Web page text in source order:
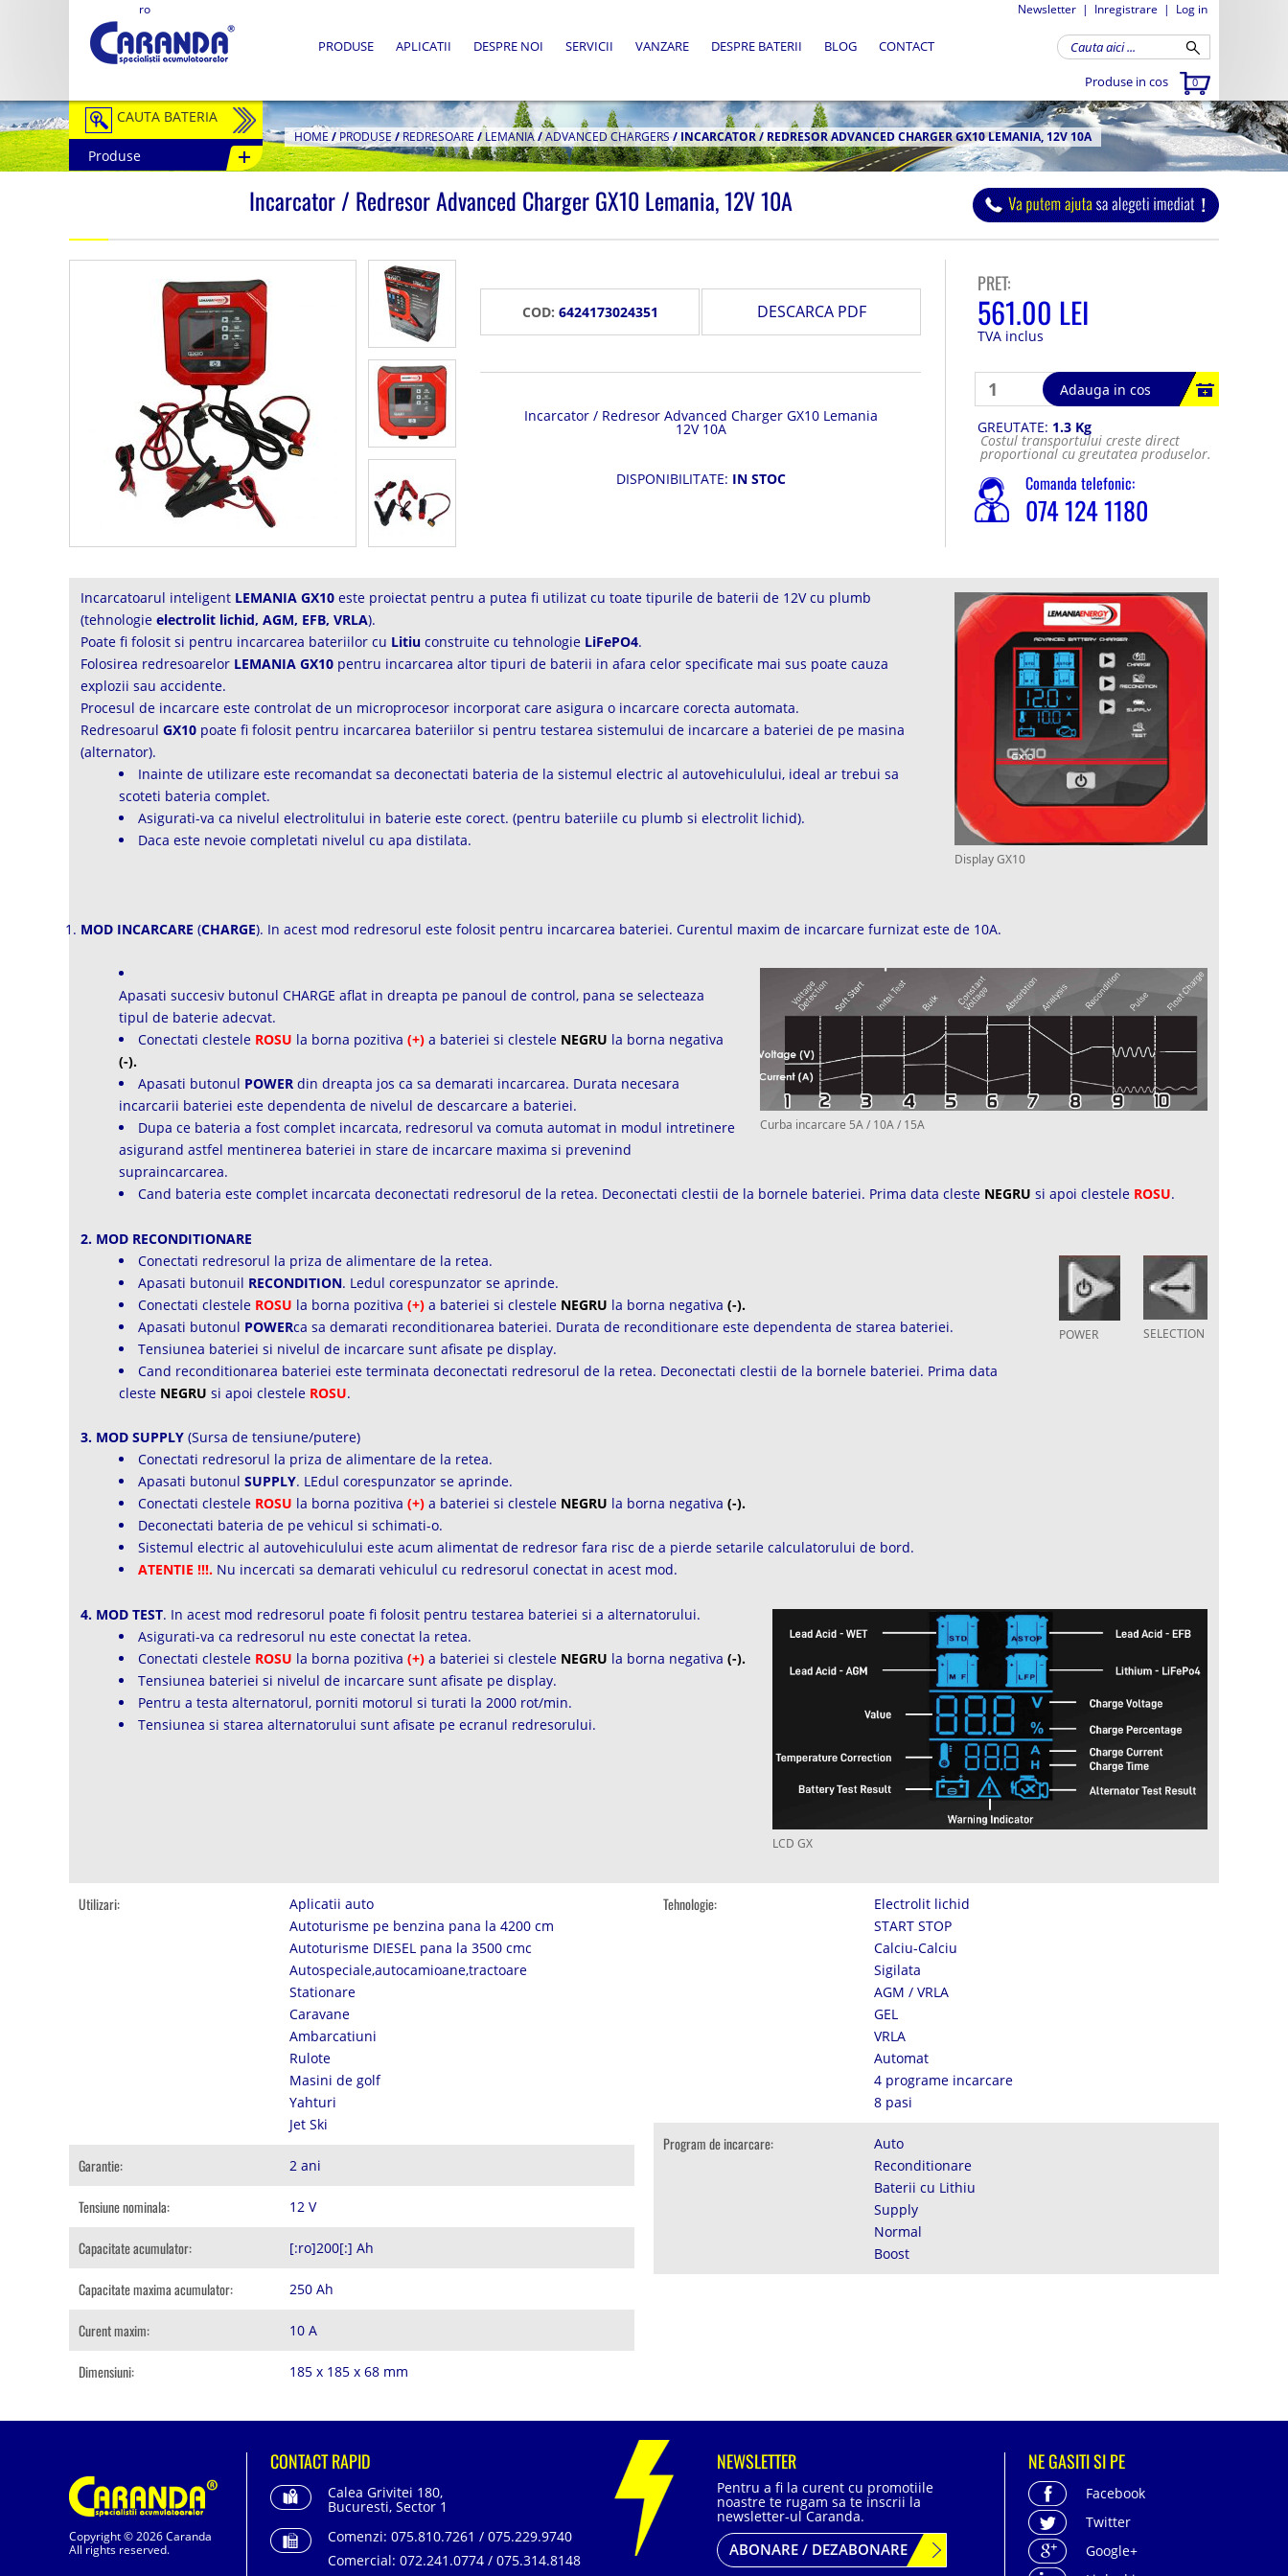
ro Newsletter | Inregistrare | Log in
Produse in cos 0
PRODUSE APLICATII DESPRE NOI SERVICII VANZARE DESPRE BATERII BLOG CONTACT
CAUTA BATERIA
Auto / Moto
Semitractiune
Stationare
Redresoare
Accesorii Baterii
Fotovoltaice
Produse
HOME/PRODUSE /REDRESOARE /LEMANIA/ADVANCED CHARGERS/INCARCATOR / REDRESOR ADVANCED CHARGER GX10 LEMANIA, 12V 10A
Incarcator / Redresor Advanced Charger GX10 Lemania, 12V 10A
COD: 6424173024351 DESCARCA PDF
Incarcator / Redresor Advanced Charger GX10 Lemania
12V 10A
DISPONIBILITATE: IN STOC
PRET:
561.00 LEI
TVA inclus
Adauga in cos
GREUTATE: 1.3 Kg
Costul transportului creste direct
proportional cu greutatea produselor.
Comanda telefonic:
074 124 1180
Display GX10
Incarcatoarul inteligent LEMANIA GX10 este proiectat pentru a putea fi utilizat cu toate tipurile de baterii de 12V cu plumb
(tehnologie electrolit lichid, AGM, EFB, VRLA).
Poate fi folosit si pentru incarcarea bateriilor cu Litiu construite cu tehnologie LiFePO4.
Folosirea redresoarelor LEMANIA GX10 pentru incarcarea altor tipuri de baterii in afara celor specificate mai sus poate cauza
explozii sau accidente.
Procesul de incarcare este controlat de un microprocesor incorporat care asigura o incarcare corecta automata.
Redresoarul GX10 poate fi folosit pentru incarcarea bateriilor si pentru testarea sistemului de incarcare a bateriei de pe masina
(alternator).
Inainte de utilizare este recomandat sa deconectati bateria de la sistemul electric al autovehiculului, ideal ar trebui sa
scoteti bateria complet.
Asigurati-va ca nivelul electrolitului in baterie este corect. (pentru bateriile cu plumb si electrolit lichid).
Daca este nevoie completati nivelul cu apa distilata.
MOD INCARCARE (CHARGE). In acest mod redresorul este folosit pentru incarcarea bateriei. Curentul maxim de incarcare furnizat este de 10A.
Curba incarcare 5A / 10A / 15A
Apasati succesiv butonul CHARGE aflat in dreapta pe panoul de control, pana se selecteaza
tipul de baterie adecvat.
Conectati clestele ROSU la borna pozitiva (+) a bateriei si clestele NEGRU la borna negativa
(-).
Apasati butonul POWER din dreapta jos ca sa demarati incarcarea. Durata necesara
incarcarii bateriei este dependenta de nivelul de descarcare a bateriei.
Dupa ce bateria a fost complet incarcata, redresorul va comuta automat in modul intretinere
asigurand astfel mentinerea bateriei in stare de incarcare maxima si prevenind
supraincarcarea.
Cand bateria este complet incarcata deconectati redresorul de la retea. Deconectati clestii de la bornele bateriei. Prima data cleste NEGRU si apoi clestele ROSU.
2. MOD RECONDITIONARE
SELECTION
POWER
Conectati redresorul la priza de alimentare de la retea.
Apasati butonuil RECONDITION. Ledul corespunzator se aprinde.
Conectati clestele ROSU la borna pozitiva (+) a bateriei si clestele NEGRU la borna negativa (-).
Apasati butonul POWERca sa demarati reconditionarea bateriei. Durata de reconditionare este dependenta de starea bateriei.
Tensiunea bateriei si nivelul de incarcare sunt afisate pe display.
Cand reconditionarea bateriei este terminata deconectati redresorul de la retea. Deconectati clestii de la bornele bateriei. Prima data
cleste NEGRU si apoi clestele ROSU.
3. MOD SUPPLY (Sursa de tensiune/putere)
Conectati redresorul la priza de alimentare de la retea.
Apasati butonul SUPPLY. LEdul corespunzator se aprinde.
Conectati clestele ROSU la borna pozitiva (+) a bateriei si clestele NEGRU la borna negativa (-).
Deconectati bateria de pe vehicul si schimati-o.
Sistemul electric al autovehiculului este acum alimentat de redresor fara risc de a pierde setarile calculatorului de bord.
ATENTIE !!!. Nu incercati sa demarati vehiculul cu redresorul conectat in acest mod.
LCD GX
4. MOD TEST. In acest mod redresorul poate fi folosit pentru testarea bateriei si a alternatorului.
Asigurati-va ca redresorul nu este conectat la retea.
Conectati clestele ROSU la borna pozitiva (+) a bateriei si clestele NEGRU la borna negativa (-).
Tensiunea bateriei si nivelul de incarcare sunt afisate pe display.
Pentru a testa alternatorul, porniti motorul si turati la 2000 rot/min.
Tensiunea si starea alternatorului sunt afisate pe ecranul redresorului.
Utilizari:
Aplicatii auto
Autoturisme pe benzina pana la 4200 cm
Autoturisme DIESEL pana la 3500 cmc
Autospeciale,autocamioane,tractoare
Stationare
Caravane
Ambarcatiuni
Rulote
Masini de golf
Yahturi
Jet Ski
Garantie: 2 ani
Tensiune nominala: 12 V
Capacitate acumulator: [:ro]200[:] Ah
Capacitate maxima acumulator: 250 Ah
Curent maxim: 10 A
Dimensiuni: 185 x 185 x 68 mm
Tehnologie:
Electrolit lichid
START STOP
Calciu-Calciu
Sigilata
AGM / VRLA
GEL
VRLA
Automat
4 programe incarcare
8 pasi
Program de incarcare:
Auto
Reconditionare
Baterii cu Lithiu
Supply
Normal
Boost
Copyright © 2026 Caranda
All rights reserved.
CONTACT RAPID
Calea Grivitei 180,
Bucuresti, Sector 1
Comenzi: 075.810.7261 / 075.229.9740
Comercial: 072.241.0774 / 075.314.8148
NEWSLETTER
Pentru a fi la curent cu promotiile
noastre te rugam sa te inscrii la
newsletter-ul Caranda.
ABONARE / DEZABONARE
NE GASITI SI PE
Facebook
Twitter
Google+